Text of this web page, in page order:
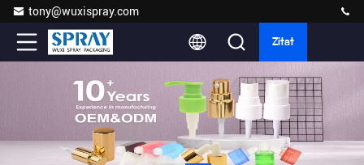
tony@wuxispray.com
Zitat